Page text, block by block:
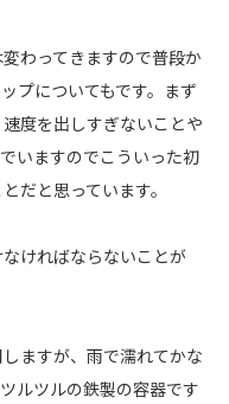
わってきますので普段か
プについてもです。まず
度を出しすぎないことや
いますのでこういった初
だと思っています。
ければならないことが
ますが、雨で濡れてかな
ルツルの鉄製の容器です